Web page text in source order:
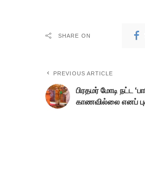
SHARE ON
PREVIOUS ARTICLE
பிரதமர் மோடி நட்ட
காணவில்லை எனப்